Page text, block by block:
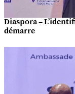
Diaspora –
démarre